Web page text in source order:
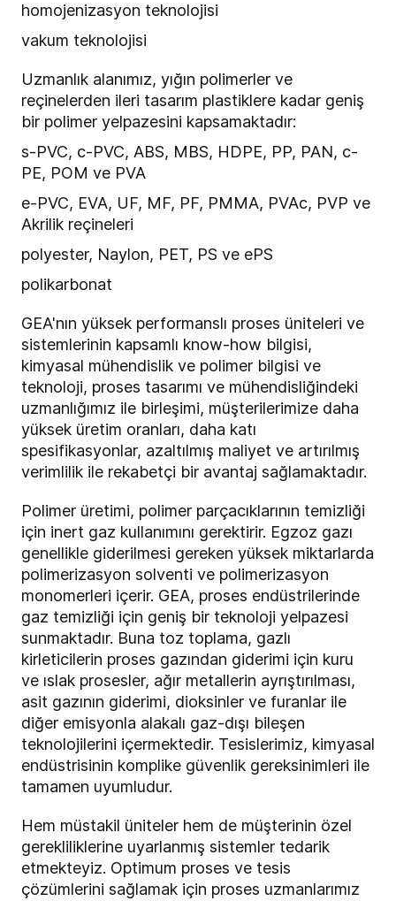
homojenizasyon teknolojisi
vakum teknolojisi
Uzmanlık alanımız, yığın polimerler ve
reçinelerden ileri tasarım plastiklere kadar geniş
bir polimer yelpazesini kapsamaktadır:
s-PVC, c-PVC, ABS, MBS, HDPE, PP, PAN, c-
PE, POM ve PVA
e-PVC, EVA, UF, MF, PF, PMMA, PVAc, PVP ve
Akrilik reçineleri
polyester, Naylon, PET, PS ve ePS
polikarbonat
GEA'nın yüksek performanslı proses üniteleri ve
sistemlerinin kapsamlı know-how bilgisi,
kimyasal mühendislik ve polimer bilgisi ve
teknoloji, proses tasarımı ve mühendisliğindeki
uzmanlığımız ile birleşimi, müşterilerimize daha
yüksek üretim oranları, daha katı
spesifikasyonlar, azaltılmış maliyet ve artırılmış
verimlilik ile rekabetçi bir avantaj sağlamaktadır.
Polimer üretimi, polimer parçacıklarının temizliği
için inert gaz kullanımını gerektirir. Egzoz gazı
genellikle giderilmesi gereken yüksek miktarlarda
polimerizasyon solventi ve polimerizasyon
monomerleri içerir. GEA, proses endüstrilerinde
gaz temizliği için geniş bir teknoloji yelpazesi
sunmaktadır. Buna toz toplama, gazlı
kirleticilerin proses gazından giderimi için kuru
ve ıslak prosesler, ağır metallerin ayrıştırılması,
asit gazının giderimi, dioksinler ve furanlar ile
diğer emisyonla alakalı gaz-dışı bileşen
teknolojilerini içermektedir. Tesislerimiz, kimyasal
endüstrisinin komplike güvenlik gereksinimleri ile
tamamen uyumludur.
Hem müstakil üniteler hem de müşterinin özel
gerekliliklerine uyarlanmış sistemler tedarik
etmekteyiz. Optimum proses ve tesis
çözümlerini sağlamak için proses uzmanlarımız